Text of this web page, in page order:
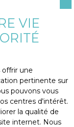
VIE
offrir une
pertinente sur
pouvons vous
centres d'intérêt.
la qualité de
internet. Nous